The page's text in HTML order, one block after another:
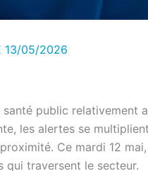
13/05/2026
public relativement
les alertes se
Ce mardi 12 mai,
qui traversent le secteur.